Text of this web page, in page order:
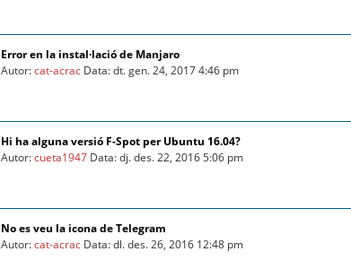
Error en la instal·lació de Manjaro
Autor:cat-acrac Data: dt. gen. 24, 2017 4:46 pm
Hi ha alguna versió F-Spot per Ubuntu 16.04?
Autor:cueta1947 Data: dj. des. 22, 2016 5:06 pm
No es veu la icona de Telegram
Autor:cat-acrac Data: dl. des. 26, 2016 12:48 pm